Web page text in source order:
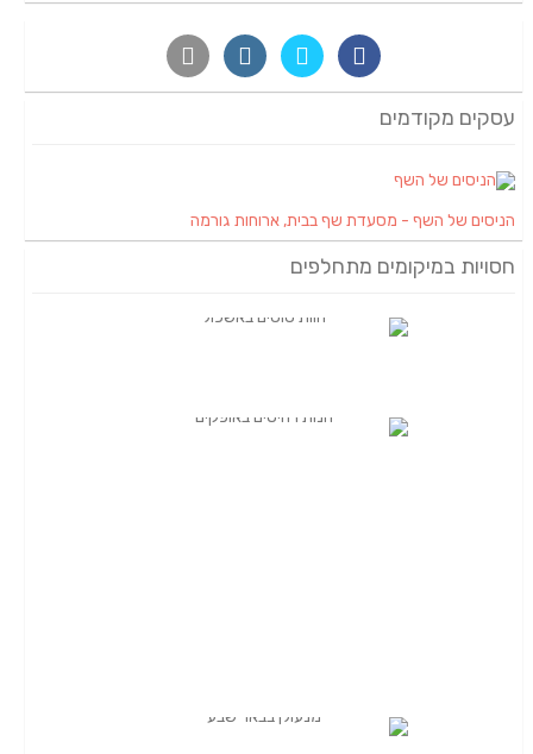
עסקים מקודמים
הניסים של השף - מסעדת שף בבית, ארוחות גורמה
חסויות במיקומים מתחלפים